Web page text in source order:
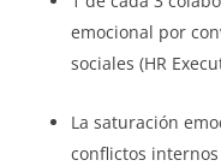
emocional por
sociales (HR
La saturación
conflictos